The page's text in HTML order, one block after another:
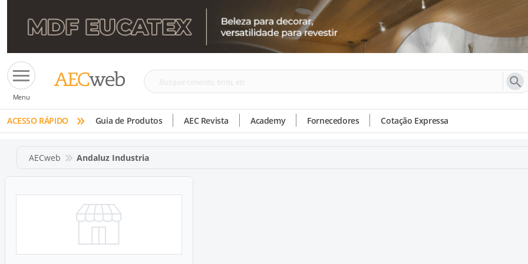
Menu
Busque
tinta,
etc
ACESSO RÁPIDO » Guia de Produtos AEC Revista Academy Fornecedores Cotação Expressa
AECweb Andaluz Industria